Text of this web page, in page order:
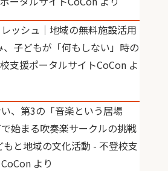
ッシュ｜地域の無料施設活用
子どもが「何もしない」時の
支援ポータルサイトCoCon よ
、第3の「音楽という居場
始まる吹奏楽サークルの挑戦
と地域の文化活動 - 不登校支
より